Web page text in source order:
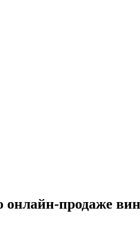
продаже